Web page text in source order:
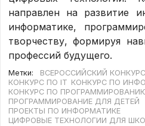
направлен на развитие
информатике,
творчеству, формируя
профессий будущего.
Метки:
ВСЕРОССИЙСКИЙ
КОНКУРС ПО IT КОНКУРС ПО
КОНКУРС ПО
ПРОГРАММИРОВАНИЕ ДЛЯ ДЕТЕЙ
ПРОЕКТЫ ПО ИНФОРМАТИКЕ
ЦИФРОВЫЕ ТЕХНОЛОГИИ ДЛЯ